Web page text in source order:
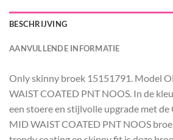
BESCHRIJVING
AANVULLENDE INFORMATIE
Only skinny broek 15151791. Model
WAIST COATED PNT NOOS. In de
een stoere en stijlvolle upgrade met
MID WAIST COATED PNT NOOS